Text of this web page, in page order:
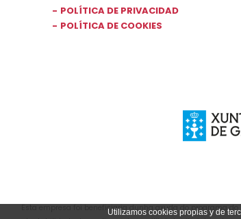
Utilizamos cookies propias y de
POLÍTICA DE PRIVACIDAD
POLÍTICA DE COOKIES
Esta empresa foi beneficiaria dunha axuda do programa